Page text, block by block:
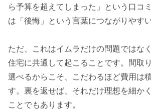
ら予算を超えてしまった」という口コ
は「後悔」という言葉につながりやす
ただ、これはイムラだけの問題ではな
住宅に共通して起こることです。間取
選べるからこそ、こだわるほど費用は
す。裏を返せば、それだけ理想を細か
ことでもあります。